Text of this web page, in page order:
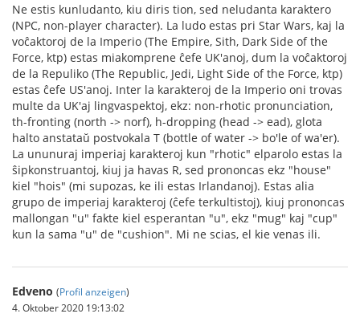
Ne estis kunludanto, kiu diris tion, sed neludanta karaktero
(NPC, non-player character). La ludo estas pri Star Wars, kaj la
voĉaktoroj de la Imperio (The Empire, Sith, Dark Side of the
Force, ktp) estas miakomprene ĉefe UK'anoj, dum la voĉaktoroj
de la Repuliko (The Republic, Jedi, Light Side of the Force, ktp)
estas ĉefe US'anoj. Inter la karakteroj de la Imperio oni trovas
multe da UK'aj lingvaspektoj, ekz: non-rhotic pronunciation,
th-fronting (north -> norf), h-dropping (head -> ead), glota
halto anstataŭ postvokala T (bottle of water -> bo'le of wa'er).
La ununuraj imperiaj karakteroj kun "rhotic" elparolo estas la
ŝipkonstruantoj, kiuj ja havas R, sed prononcas ekz "house"
kiel "hois" (mi supozas, ke ili estas Irlandanoj). Estas alia
grupo de imperiaj karakteroj (ĉefe terkultistoj), kiuj prononcas
mallongan "u" fakte kiel esperantan "u", ekz "mug" kaj "cup"
kun la sama "u" de "cushion". Mi ne scias, el kie venas ili.
Edveno (Profil anzeigen)
4. Oktober 2020 19:13:02